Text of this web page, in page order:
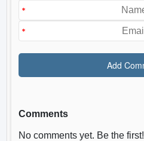
Comments
No comments yet. Be the first!